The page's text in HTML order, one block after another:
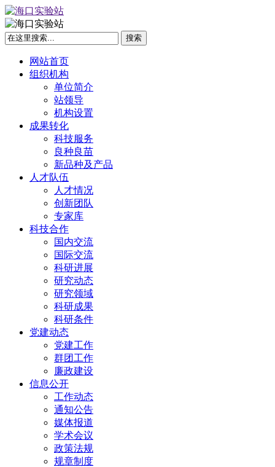
网站首页
组织机构
单位简介
站领导
机构设置
成果转化
科技服务
良种良苗
新品种及产品
人才队伍
人才情况
创新团队
专家库
科技合作
国内交流
国际交流
科研进展
研究动态
研究领域
科研成果
科研条件
党建动态
党建工作
群团工作
廉政建设
信息公开
工作动态
通知公告
媒体报道
学术会议
政策法规
规章制度